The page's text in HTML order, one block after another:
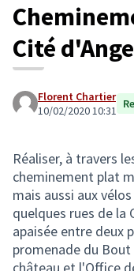
Cité
Florent Chartier
10/02/2020 10:31
Réaliser, à travers
cheminement plat
mais aussi aux
quelques rues de la
apaisée entre deux
promenade du